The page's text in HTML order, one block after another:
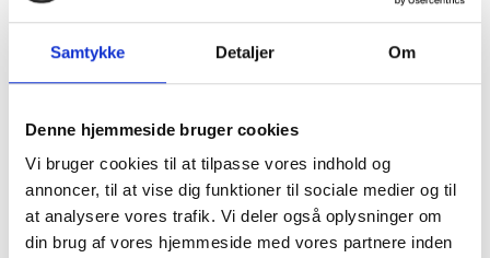
Samtykke Detaljer Om
Denne hjemmeside bruger cookies
Vi bruger cookies til at tilpasse vores indhold og
annoncer, til at vise dig funktioner til sociale medier og til
at analysere vores trafik. Vi deler også oplysninger om
din brug af vores hjemmeside med vores partnere inden
1930 Klondyke N. J. Koster R. Larsen
1929 N. J. Koster
1928
Finance
A. Leth Olsen
1927 Hidalgo N. J. Koster F. Wagner
1926 Gibtown N. J. Koster Inger Høybye